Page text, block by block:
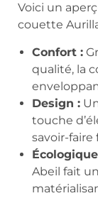
Voici un
couette
Confort :
qualité, la
Design :
touche
savoir-faire
Abeil fait